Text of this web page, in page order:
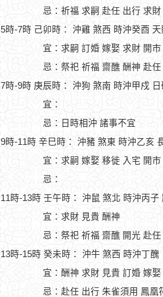
忌：祈福 求嗣 赴任 出行 求財
5時-7時 己卯時： 沖雞 煞西 時沖癸酉
宜：求嗣 訂婚 嫁娶 求財 開
忌：祭祀 祈福 齋醮 酬神 赴
7時-9時 庚辰時： 沖狗 煞南 時沖甲戍 日
宜：
忌：日時相沖 諸事不宜
9時-11時 辛巳時： 沖豬 煞東 時沖乙亥
宜：求嗣 嫁娶 移徙 入宅 開
忌：
11時-13時 壬午時： 沖鼠 煞北 時沖丙子
宜：求財 見貴 酬神
忌：祭祀 祈福 齋醮 開光 赴任
13時-15時 癸未時： 沖牛 煞西 時沖丁醜
宜：酬神 求財 見貴 訂婚 嫁
忌：赴任 出行 朱雀須用 鳳